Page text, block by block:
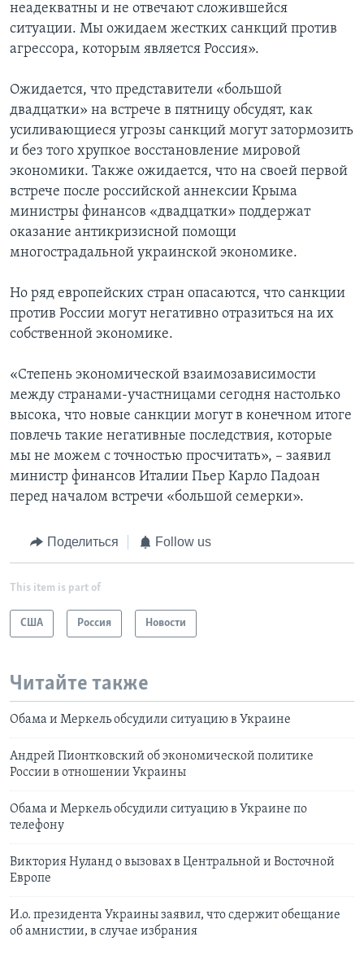
неадекватны и не отвечают сложившейся
ситуации. Мы ожидаем жестких санкций против
агрессора, которым является Россия».
Ожидается, что представители «большой
двадцатки» на встрече в пятницу обсудят, как
усиливающиеся угрозы санкций могут затормозить
и без того хрупкое восстановление мировой
экономики. Также ожидается, что на своей первой
встрече после российской аннексии Крыма
министры финансов «двадцатки» поддержат
оказание антикризисной помощи
многострадальной украинской экономике.
Но ряд европейских стран опасаются, что санкции
против России могут негативно отразиться на их
собственной экономике.
«Степень экономической взаимозависимости
между странами-участницами сегодня настолько
высока, что новые санкции могут в конечном итоге
повлечь такие негативные последствия, которые
мы не можем с точностью просчитать», – заявил
министр финансов Италии Пьер Карло Падоан
перед началом встречи «большой семерки».
Поделиться Follow us
This item is part of
США Россия Новости
Читайте также
Обама и Меркель обсудили ситуацию в Украине
Андрей Пионтковский об экономической политике
России в отношении Украины
Обама и Меркель обсудили ситуацию в Украине по
телефону
Виктория Нуланд о вызовах в Центральной и Восточной
Европе
И.о. президента Украины заявил, что сдержит обещание
об амнистии, в случае избрания